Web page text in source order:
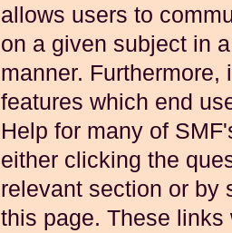
allows users to
on a given subject in
manner. Furthermore,
features which end
Help for many of
either clicking the
relevant section or by
this page. These